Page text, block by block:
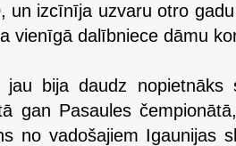
un izcīnīja uzvaru otro
vienīgā dalībniece dāmu
jau bija daudz nopietnāks
gan Pasaules
no vadošajiem Igaunijas